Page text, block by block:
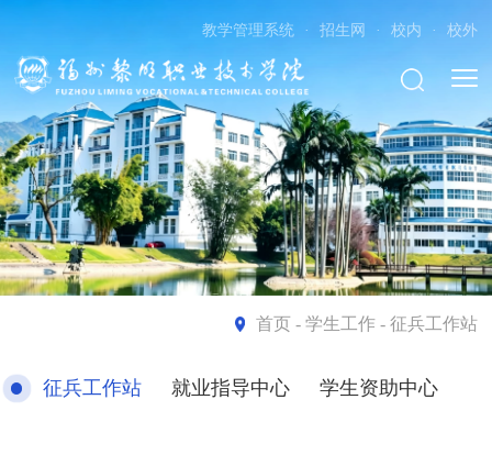
教学管理系统 · 招生网 · 校内 · 校外
首页- 学生工作 - 征兵工作站
征兵工作站 就业指导中心 学生资助中心